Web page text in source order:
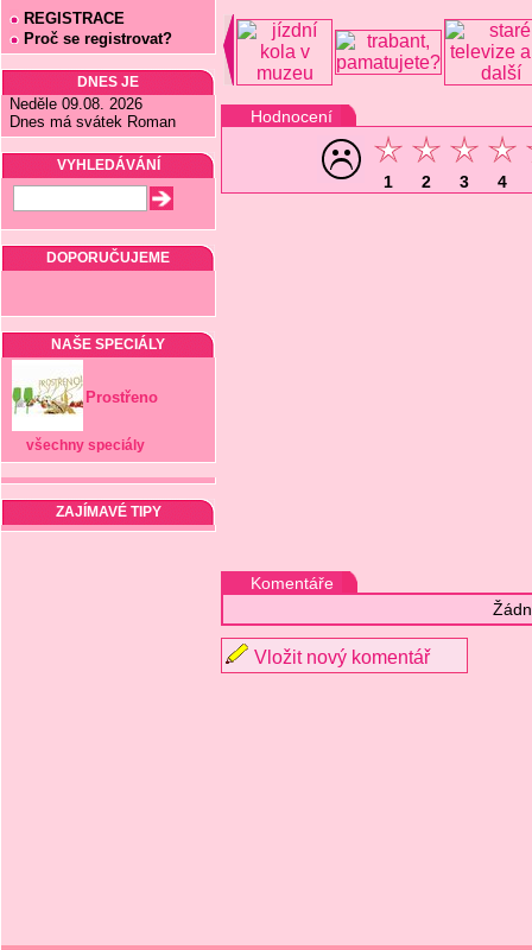
REGISTRACE
Proč se registrovat?
DNES JE
Neděle 09.08. 2026
Dnes má svátek Roman
VYHLEDÁVÁNÍ
DOPORUČUJEME
NAŠE SPECIÁLY
Prostřeno
všechny speciály
ZAJÍMAVÉ TIPY
Hodnocení
1 2 3 4
Komentáře
Vložit nový komentář